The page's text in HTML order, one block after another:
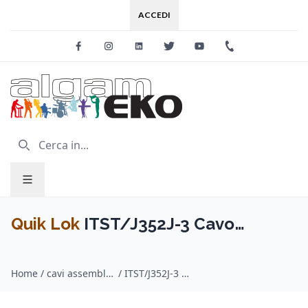
ACCEDI
FacebookInstagramLinkedinTwitter Youtube
Quik Lok ITST/J352J-3 Cavo
6.3 TS Mono 3 mt
Home / cavi assemblati adattatori / Quik Lok / ITST/J352J-3 Cavo Minijack 3.5 TRS Stereo / 2x Jack 6.3 TS Mono 3 mt